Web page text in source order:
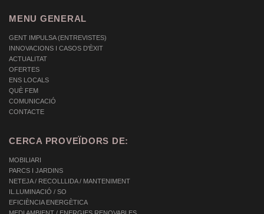
MENU GENERAL
GENT IMPULSA (ENTREVISTES)
INNOVACIONS I CASOS D'ÈXIT
ACTUALITAT
OFERTES
ENS LOCALS
QUÈ FEM
COMUNICACIÓ
CONTACTE
CERCA PROVEÏDORS DE:
MOBILIARI
PARCS I JARDINS
NETEJA / RECOLLLIDA / MANTENIMENT
IL.LUMINACIÓ / SO
EFICIÈNCIA ENERGÈTICA